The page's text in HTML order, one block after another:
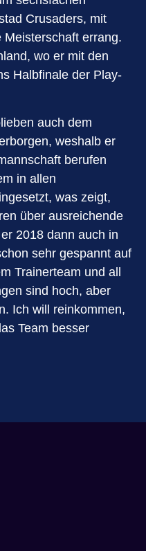
Crusaders, mit
errang.
wo er mit den
Halbfinale der Play-
auch dem
weshalb er
berufen
in allen
was zeigt,
über ausreichende
2018 dann auch in
sehr gespannt auf
Trainerteam und all
sind hoch, aber
Ich will reinkommen,
Team besser